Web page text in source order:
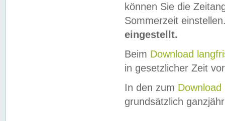
können Sie die
Sommerzeit
eingestellt.
Beim Download
in gesetzlicher Zeit
In den zum Download
grundsätzlich